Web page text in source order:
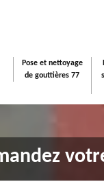
Pose et nettoyage
de gouttières 77